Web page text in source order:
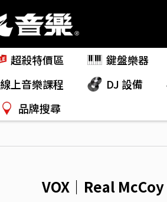
超殺特價區 鍵盤樂器
線上音樂課程 DJ 設備
品牌搜尋
VOX｜Real